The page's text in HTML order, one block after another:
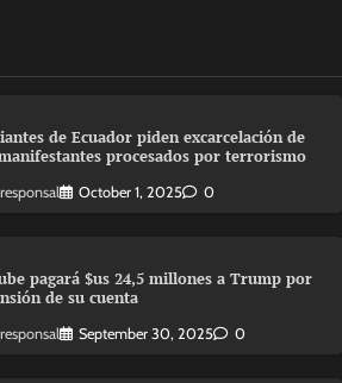
de Ecuador piden excarcelación de
procesados por terrorismo
October 1, 2025 0
pagará $us 24,5 millones a Trump por
de su cuenta
September 30, 2025 0